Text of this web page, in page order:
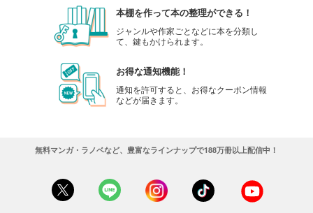
本棚を作って本の整理ができる！
ジャンルや作家ごとなどに本を分類し
て、鍵もかけられます。
お得な通知機能！
通知を許可すると、お得なクーポン情報
などが届きます。
無料マンガ・ラノベなど、豊富なラインナップで188万冊以上配信中！